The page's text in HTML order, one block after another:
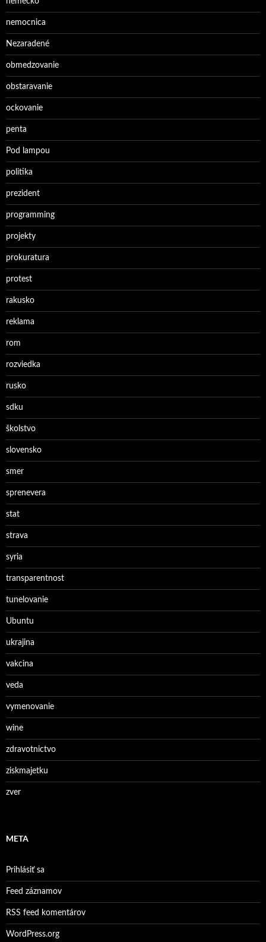
nemocnica
Nezaradené
obmedzovanie
obstaravanie
ockovanie
penta
Pod lampou
politika
prezident
programming
projekty
prokuratura
protest
rakusko
reklama
rom
rozviedka
rusko
sdku
školstvo
slovensko
smer
sprenevera
stat
strava
syria
transparentnost
tunelovanie
Ubuntu
ukrajina
vakcina
veda
vymenovanie
wine
zdravotnictvo
ziskmajetku
zver
META
Prihlásiť sa
Feed záznamov
RSS feed komentárov
WordPress.org